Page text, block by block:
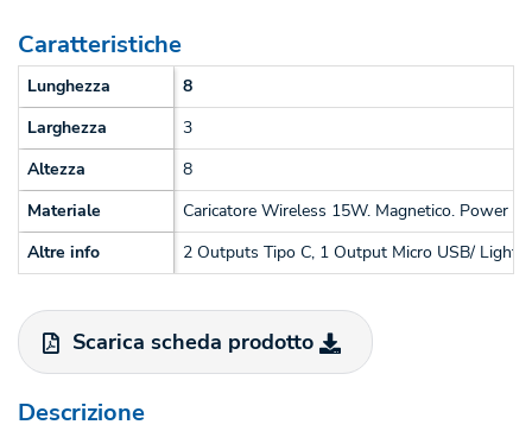
Caratteristiche
Lunghezza
8
Larghezza
3
Altezza
8
Materiale
Caricatore Wireless 15W. Magnetico. Power
Altre info
2 Outputs Tipo C, 1 Output Micro USB/
Scarica scheda prodotto
Descrizione